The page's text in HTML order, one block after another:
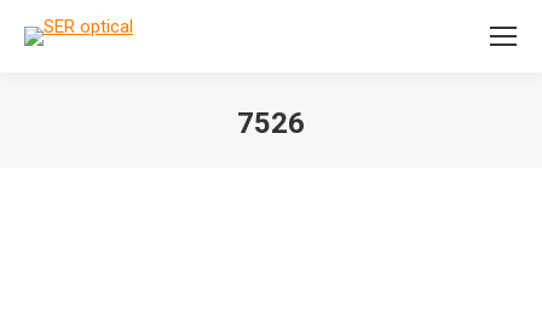
Search:
7526